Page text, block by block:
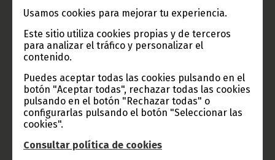
Usamos cookies para mejorar tu experiencia.
Este sitio utiliza cookies propias y de terceros
para analizar el tráfico y personalizar el
contenido.
Puedes aceptar todas las cookies pulsando en el
botón "Aceptar todas", rechazar todas las cookies
pulsando en el botón "Rechazar todas" o
configurarlas pulsando el botón "Seleccionar las
cookies".
Consultar política de cookies
volandas a un equipo que demostró que la “furia” ha dejado de
Noticias Deportes